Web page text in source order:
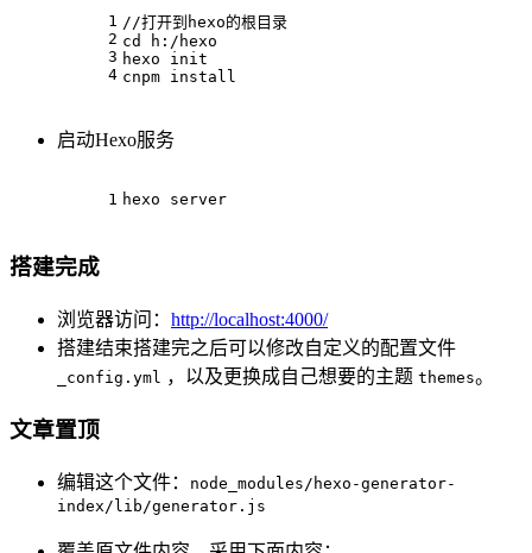
1
2
3
4
//打开到hexo的根目录
cd
h:/hexo
hexo init
cnpm install
启动Hexo服务
1 hexo server
搭建完成
浏览器访问： http://localhost:4000/
搭建结束搭建完之后可以修改自定义的配置文件
_config.yml ，以及更换成自己想要的主题 themes。
文章置顶
编辑这个文件：
node_modules/hexo-generator-
index/lib/generator.js